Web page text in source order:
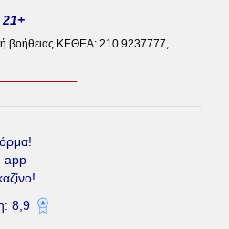
βοήθειας ΚΕΘΕΑ: 210 9237777,
app
8,9